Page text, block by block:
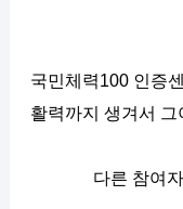
국민체력100 인증
활력까지 생겨서
다른 참여